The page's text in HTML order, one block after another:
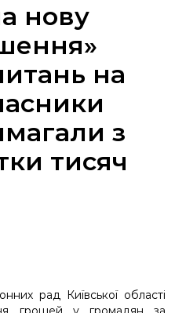
нову
на
з
тисяч
рад Київської області